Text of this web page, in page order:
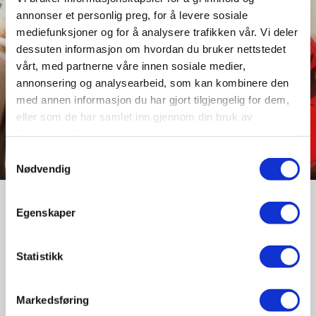
annonser et personlig preg, for å levere sosiale
mediefunksjoner og for å analysere trafikken vår. Vi deler
dessuten informasjon om hvordan du bruker nettstedet
vårt, med partnerne våre innen sosiale medier,
annonsering og analysearbeid, som kan kombinere den
med annen informasjon du har gjort tilgjengelig for dem,
eller som de har samlet inn gjennom din bruk av
Samtykkevalg
Nødvendig
Egenskaper
Statistikk
Markedsføring
Farlig Gods Konferansen
er en årlig konferanse i regi av Norsk Forening